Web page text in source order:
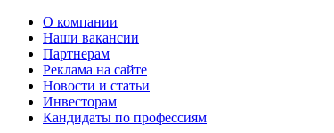
О компании
Наши вакансии
Партнерам
Реклама на сайте
Новости и статьи
Инвесторам
Кандидаты по профессиям